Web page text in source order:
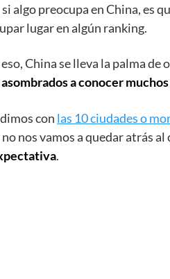
si algo preocupa en China, es
lugar en algún ranking.
China se lleva la palma de
a conocer
con las 10 ciudades o
no nos vamos a quedar atrás al
.